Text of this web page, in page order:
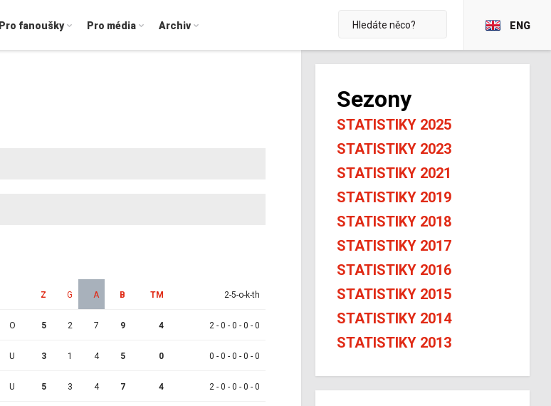
Pro fanoušky Pro média Archiv ENG
Z G A B TM 2-5-o-k-th
O 5 2 7 9 4 2 - 0 - 0 - 0 - 0
U 3 1 4 5 0 0 - 0 - 0 - 0 - 0
U 5 3 4 7 4 2 - 0 - 0 - 0 - 0
Sezony
STATISTIKY 2025
STATISTIKY 2023
STATISTIKY 2021
STATISTIKY 2019
STATISTIKY 2018
STATISTIKY 2017
STATISTIKY 2016
STATISTIKY 2015
STATISTIKY 2014
STATISTIKY 2013